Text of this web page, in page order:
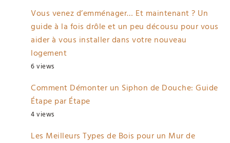
Vous venez d’emménager… Et maintenant ? Un
guide à la fois drôle et un peu décousu pour vous
aider à vous installer dans votre nouveau
logement
6 views
Comment Démonter un Siphon de Douche: Guide
Étape par Étape
4 views
Les Meilleurs Types de Bois pour un Mur de